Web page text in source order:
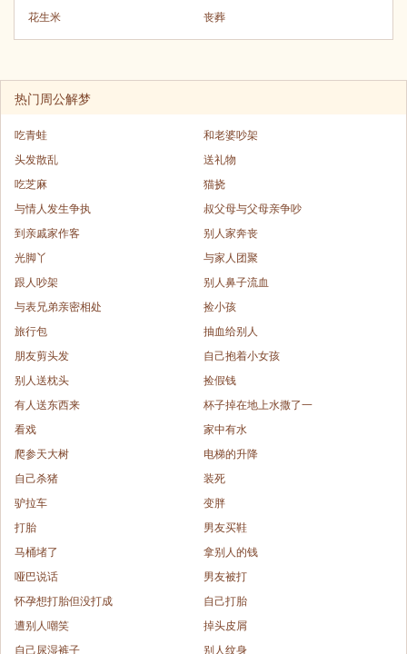
花生米
丧葬
热门周公解梦
吃青蛙
和老婆吵架
头发散乱
送礼物
吃芝麻
猫挠
与情人发生争执
叔父母与父母亲争吵
到亲戚家作客
别人家奔丧
光脚丫
与家人团聚
跟人吵架
别人鼻子流血
与表兄弟亲密相处
捡小孩
旅行包
抽血给别人
朋友剪头发
自己抱着小女孩
别人送枕头
捡假钱
有人送东西来
杯子掉在地上水撒了一
看戏
家中有水
爬参天大树
电梯的升降
自己杀猪
装死
驴拉车
变胖
打胎
男友买鞋
马桶堵了
拿别人的钱
哑巴说话
男友被打
怀孕想打胎但没打成
自己打胎
遭别人嘲笑
掉头皮屑
自己尿湿裤子
别人纹身